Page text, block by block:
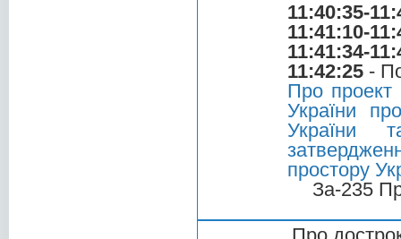
11:40:35-
11:41:10-
11:41:34-
11:42:25 -
Про проект
України
України
простору
За-235